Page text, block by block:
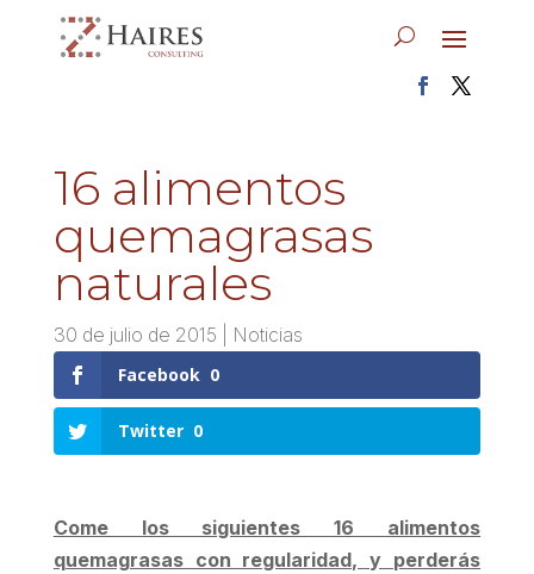
16 alimentos
quemagrasas
naturales
30 de julio de 2015 Noticias
Facebook 0
Twitter 0
Come los siguientes 16 alimentos
quemagrasas con regularidad, y perderás